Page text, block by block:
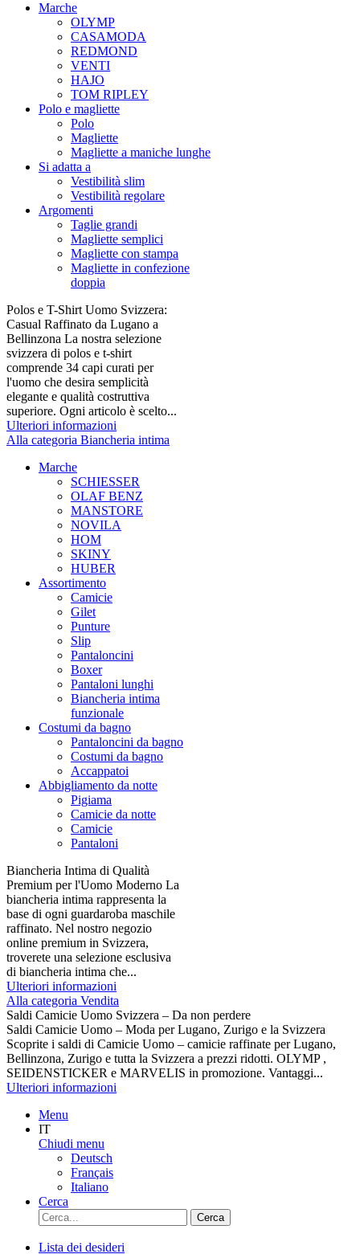
Marche
OLYMP
CASAMODA
REDMOND
VENTI
HAJO
TOM RIPLEY
Polo e magliette
Polo
Magliette
Magliette a maniche lunghe
Si adatta a
Vestibilità slim
Vestibilità regolare
Argomenti
Taglie grandi
Magliette semplici
Magliette con stampa
Magliette in confezione
doppia
Polos e T-Shirt Uomo Svizzera:
Casual Raffinato da Lugano a
Bellinzona La nostra selezione
svizzera di polos e t-shirt
comprende 34 capi curati per
l'uomo che desira semplicità
elegante e qualità costruttiva
superiore. Ogni articolo è scelto...
Ulteriori informazioni
Alla categoria Biancheria intima
Marche
SCHIESSER
OLAF BENZ
MANSTORE
NOVILA
HOM
SKINY
HUBER
Assortimento
Camicie
Gilet
Punture
Slip
Pantaloncini
Boxer
Pantaloni lunghi
Biancheria intima
funzionale
Costumi da bagno
Pantaloncini da bagno
Costumi da bagno
Accappatoi
Abbigliamento da notte
Pigiama
Camicie da notte
Camicie
Pantaloni
Biancheria Intima di Qualità
Premium per l'Uomo Moderno La
biancheria intima rappresenta la
base di ogni guardaroba maschile
raffinato. Nel nostro negozio
online premium in Svizzera,
troverete una selezione esclusiva
di biancheria intima che...
Ulteriori informazioni
Alla categoria Vendita
Saldi Camicie Uomo Svizzera – Da non perdere
Saldi Camicie Uomo – Moda per Lugano, Zurigo e la Svizzera
Scoprite i saldi di Camicie Uomo – camicie raffinate per Lugano,
Bellinzona, Zurigo e tutta la Svizzera a prezzi ridotti. OLYMP ,
SEIDENSTICKER e MARVELIS in promozione. Vantaggi...
Ulteriori informazioni
Menu
IT
Chiudi menu
Deutsch
Français
Italiano
Cerca
Cerca
Lista dei desideri